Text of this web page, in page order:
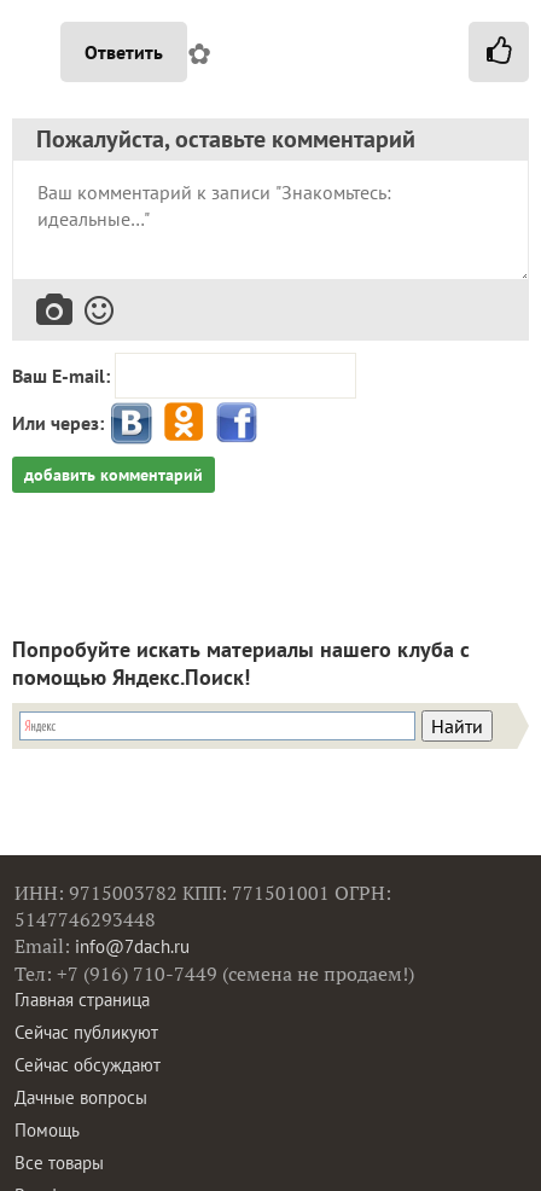
Ответить ✿
Пожалуйста, оставьте комментарий
Ваш E-mail:
Или через:
добавить комментарий
Попробуйте искать материалы нашего клуба с
помощью Яндекс.Поиск!
ИНН: 9715003782 КПП: 771501001 ОГРН:
5147746293448
Email: info@7dach.ru
Тел: +7 (916) 710-7449 (семена не продаем!)
Главная страница
Сейчас публикуют
Сейчас обсуждают
Дачные вопросы
Помощь
Все товары